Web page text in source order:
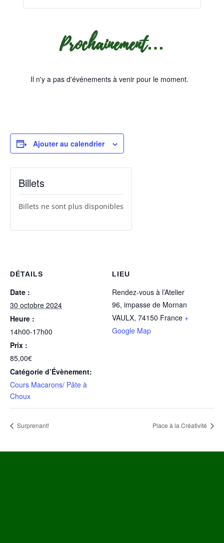
Prochainement…
Il n'y a pas d'événements à venir pour le moment.
Ajouter au calendrier
DÉTAILS
Date :
30 octobre 2024
Heure :
14h00-17h00
Prix :
85,00€
Catégorie d’Évènement:
Cours Macarons/ Pâte à
Choux
LIEU
Rendez-vous à l’Atelier
96, impasse de Mornan
VAULX, 74150 France +
Google Map
Billets
Billets ne sont plus disponibles
Surprenant! Place à la Créativité